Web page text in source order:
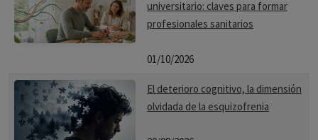
universitario: claves para formar
profesionales sanitarios
01/10/2026
El deterioro cognitivo, la dimensión
olvidada de la esquizofrenia